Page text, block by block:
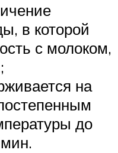
в которой
с молоком,
на
до